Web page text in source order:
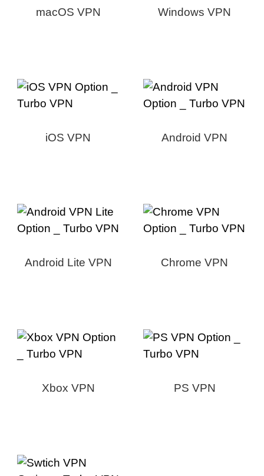
macOS VPN Windows VPN
iOS VPN Android VPN
Android Lite VPN Chrome VPN
Xbox VPN PS VPN